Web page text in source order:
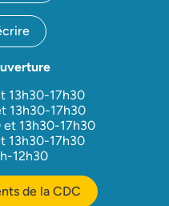
13h30-17h30
13h30-17h30
et 13h30-17h30
13h30-17h30
12h30
de la CDC